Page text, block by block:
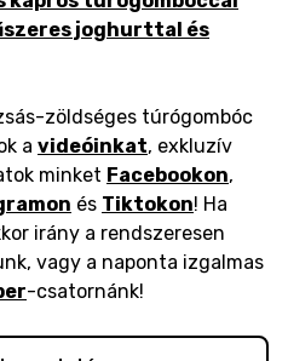
joghurttal és
zöldséges túrógombóc
a videóinkat, exkluzív
minket Facebookon,
és Tiktokon! Ha
irány a rendszeresen
vagy a naponta izgalmas
-csatornánk!